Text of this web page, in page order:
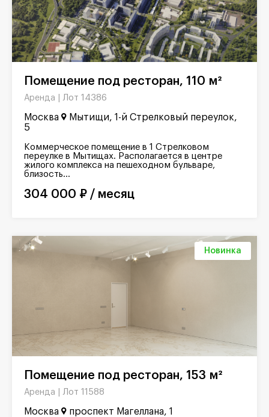
Помещение под ресторан, 110 м²
Аренда | Лот 14386
Москва
Мытищи, 1-й Стрелковый переулок,
5
Коммерческое помещение в 1 Стрелковом
переулке в Мытищах. Располагается в центре
жилого комплекса на пешеходном бульваре,
близость...
304 000 ₽ / месяц
Новинка
Помещение под ресторан, 153 м²
Аренда | Лот 11588
Москва проспект Магеллана, 1